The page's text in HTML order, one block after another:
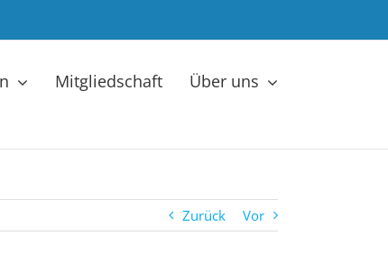
Mitgliedschaft Über uns
Zurück Vor